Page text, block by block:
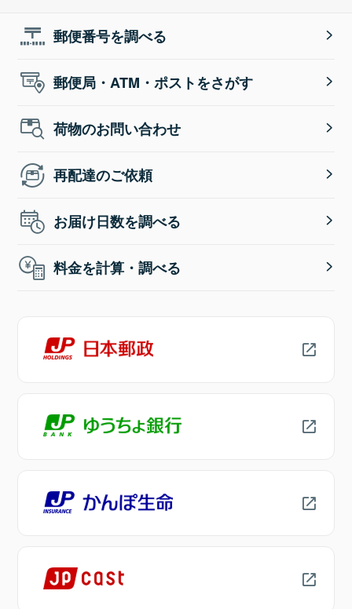
郵便番号を調べる
郵便局・ATM・ポストをさがす
荷物のお問い合わせ
再配達のご依頼
お届け日数を調べる
料金を計算・調べる